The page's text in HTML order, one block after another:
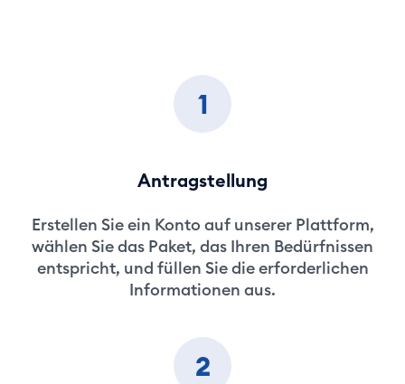
1
Antragstellung
Erstellen Sie ein Konto auf unserer Plattform,
wählen Sie das Paket, das Ihren Bedürfnissen
entspricht, und füllen Sie die erforderlichen
Informationen aus.
2